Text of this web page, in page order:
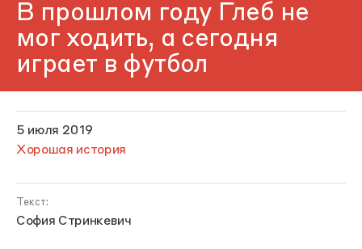
В прошлом году Глеб не
мог ходить, а сегодня
играет в футбол
5 июля 2019
Хорошая история
Текст:
София Стринкевич